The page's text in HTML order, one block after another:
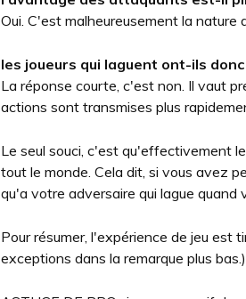
Oui. C'est malheureusement la nature
les joueurs qui laguent ont-ils
La réponse courte, c'est non. Il vaut
actions sont transmises plus
Le seul souci, c'est qu'effectivement
tout le monde. Cela dit, si vous avez
qu'a votre adversaire qui lague quand
Pour résumer, l'expérience de jeu est
exceptions dans la remarque plus bas.)